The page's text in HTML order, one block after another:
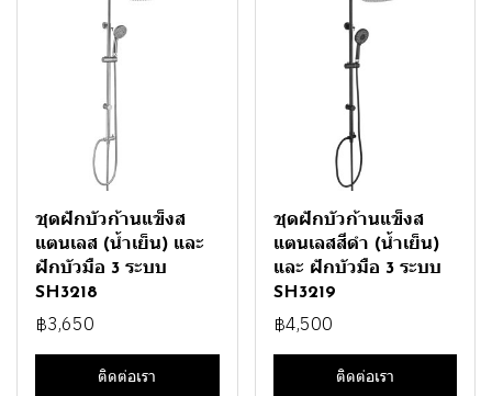
ชุดฝักบัวก้านแข็งส
แตนเลส (น้ำเย็น) และ
ฝักบัวมือ 3 ระบบ
SH3218
฿3,650
ติดต่อเรา
ชุดฝักบัวก้านแข็งส
แตนเลสสีดำ (น้ำเย็น)
และ ฝักบัวมือ 3 ระบบ
SH3219
฿4,500
ติดต่อเรา